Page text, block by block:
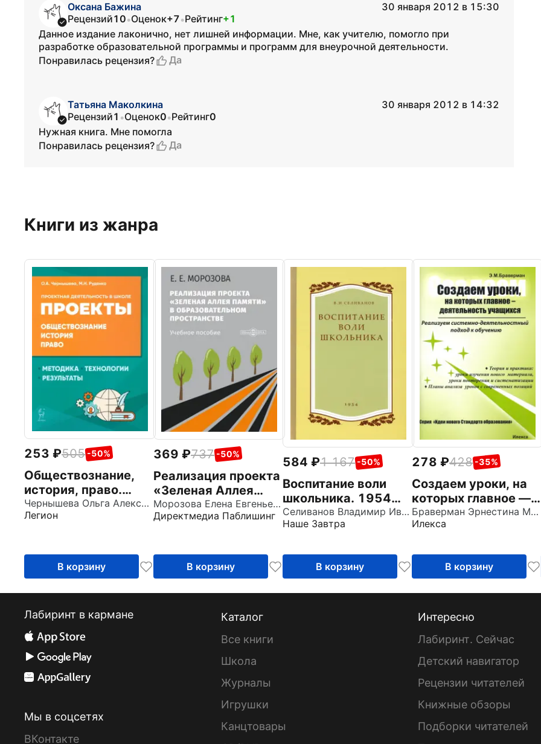
Оксана Бажина
30 января 2012 в 15:30
Рецензий10•Оценок+7•Рейтинг+1
Данное издание лаконично, нет лишней информации. Мне, как учителю, помогло при
разработке образовательной программы и программ для внеурочной деятельности.
Понравилась рецензия?
Да
Татьяна Маколкина
30 января 2012 в 14:32
Рецензий1 •Оценок0•Рейтинг0
Нужная книга. Мне помогла
Понравилась рецензия?
Да
Книги из жанра
253 505 -50%
Обществознание,
история, право.
Проектная
деятельность в
результаты
Чернышева Ольга Александровна
Легион
В корзину
369 737 -50%
Реализация проекта
«Зеленая Аллея
Памяти» в
образовательном
Морозова Елена Евгеньевна
Директмедиа Паблишинг
В корзину
584 1 167 -50%
Воспитание воли
школьника. 1954
год
Селиванов Владимир Иванович
Наше Завтра
В корзину
278 428 -35%
Создаем уроки, на
которых главное —
деятельность
учащихся
Браверман Эрнестина Мануиловна
Илекса
В корзину
Лабиринт в кармане
Мы в соцсетях
ВКонтакте
Каталог
Все книги
Школа
Журналы
Игрушки
Канцтовары
Интересно
Лабиринт. Сейчас
Детский навигатор
Рецензии читателей
Книжные обзоры
Подборки читателей